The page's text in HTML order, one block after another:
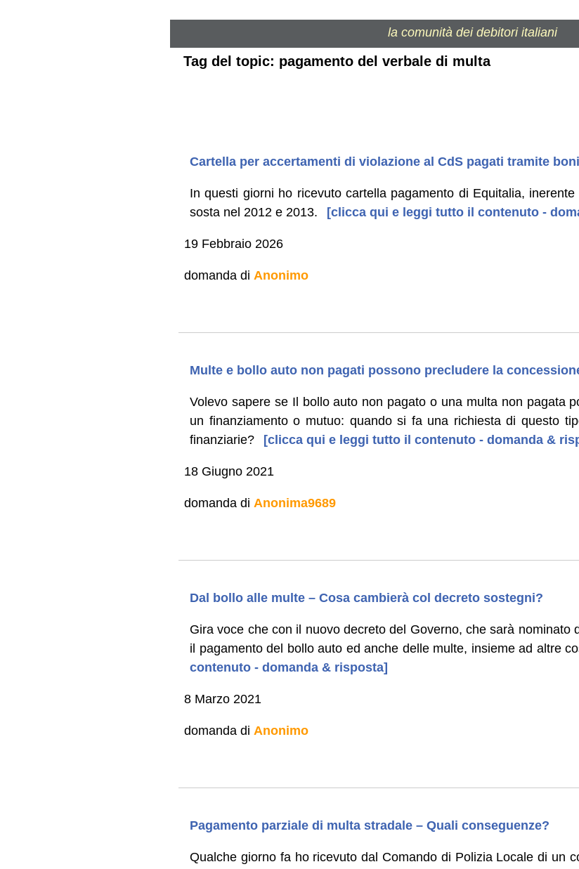
la comunità dei debitori italiani
Tag del topic: pagamento del verbale di multa
Cartella per accertamenti di violazione al CdS pagati tramite
In questi giorni ho ricevuto cartella pagamento di Equitalia,
sosta nel 2012 e 2013.
[clicca qui e leggi tutto il contenuto -
19 Febbraio 2026
domanda di Anonimo
Multe e bollo auto non pagati possono precludere la
Volevo sapere se Il bollo auto non pagato o una multa non pagata
un finanziamento o mutuo: quando si fa una richiesta di questo
finanziarie?
[clicca qui e leggi tutto il contenuto - domanda &
18 Giugno 2021
domanda di Anonima9689
Dal bollo alle multe – Cosa cambierà col decreto sostegni?
Gira voce che con il nuovo decreto del Governo, che sarà nominato
il pagamento del bollo auto ed anche delle multe, insieme ad altre
contenuto - domanda & risposta]
8 Marzo 2021
domanda di Anonimo
Pagamento parziale di multa stradale – Quali conseguenze?
Qualche giorno fa ho ricevuto dal Comando di Polizia Locale di un